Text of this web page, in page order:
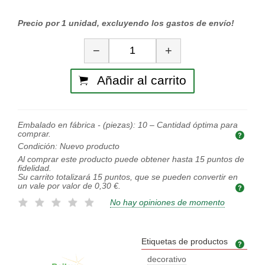
Precio por 1 unidad, excluyendo los gastos de envío!
Cantidad
− +
Añadir al carrito
Embalado en fábrica - (piezas): 10 – Cantidad óptima para
comprar.
Condición: Nuevo producto
Al comprar este producto puede obtener hasta 15 puntos de
fidelidad.
Su carrito totalizará 15 puntos, que se pueden convertir en
un vale por valor de 0,30 €.
No hay opiniones de momento
Etiquetas de productos
decorativo